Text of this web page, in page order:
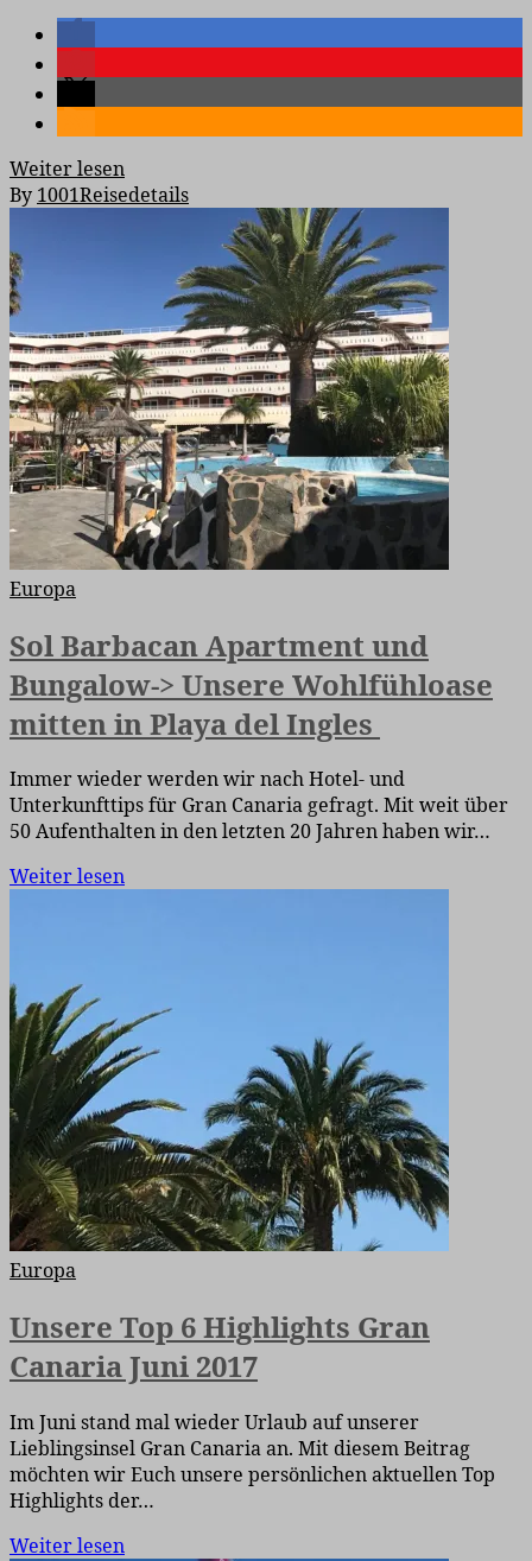
Weiter lesen
By 1001Reisedetails
Europa
Sol Barbacan Apartment und
Bungalow-> Unsere Wohlfühloase
mitten in Playa del Ingles
Immer wieder werden wir nach Hotel- und
Unterkunfttips für Gran Canaria gefragt. Mit weit über
50 Aufenthalten in den letzten 20 Jahren haben wir…
Weiter lesen
Europa
Unsere Top 6 Highlights Gran
Canaria Juni 2017
Im Juni stand mal wieder Urlaub auf unserer
Lieblingsinsel Gran Canaria an. Mit diesem Beitrag
möchten wir Euch unsere persönlichen aktuellen Top
Highlights der…
Weiter lesen